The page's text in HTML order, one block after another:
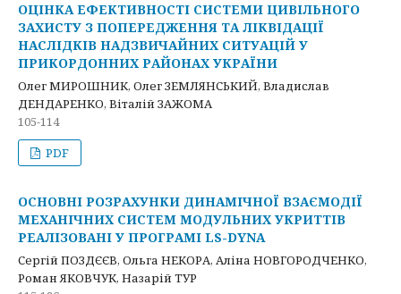
ОЦІНКА ЕФЕКТИВНОСТІ СИСТЕМИ ЦИВІЛЬНОГО
ЗАХИСТУ З ПОПЕРЕДЖЕННЯ ТА ЛІКВІДАЦІЇ
НАСЛІДКІВ НАДЗВИЧАЙНИХ СИТУАЦІЙ У
ПРИКОРДОННИХ РАЙОНАХ УКРАЇНИ
Олег МИРОШНИК, Олег ЗЕМЛЯНСЬКИЙ, Владислав
ДЕНДАРЕНКО, Віталій ЗАЖОМА
105-114
PDF
ОСНОВНІ РОЗРАХУНКИ ДИНАМІЧНОЇ ВЗАЄМОДІЇ
МЕХАНІЧНИХ СИСТЕМ МОДУЛЬНИХ УКРИТТІВ
РЕАЛІЗОВАНІ У ПРОГРАМІ LS-DYNA
Сергій ПОЗДЄЄВ, Ольга НЕКОРА, Аліна НОВГОРОДЧЕНКО,
Роман ЯКОВЧУК, Назарій ТУР